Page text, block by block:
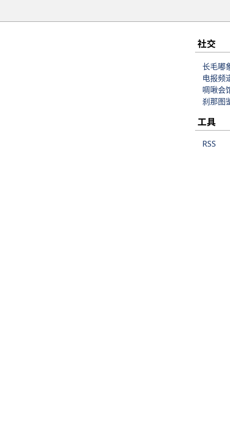
社交
长毛嘟
电报频
啁啾会
刹那图
工具
RSS